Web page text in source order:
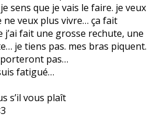
sens que je vais le faire. je veux
ne veux plus vivre… ça fait
j’ai fait une grosse rechute, une
je tiens pas. mes bras piquent.
pas…
fatigué…
s’il vous plaît